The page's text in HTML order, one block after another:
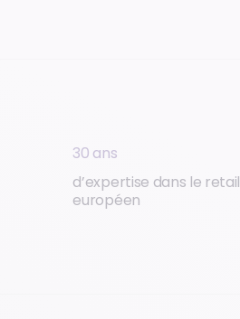
30 ans
d’expertise dans le retail
européen